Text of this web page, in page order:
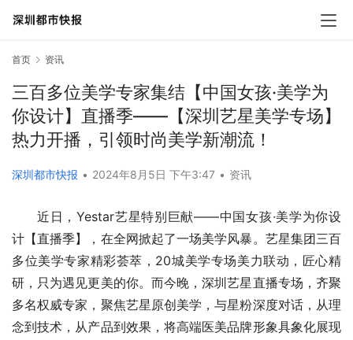
首页 资讯
三百多位美学专家集结【中国女孩·美学为
你设计】直播季——【深圳艺星美学专场】
热力开播，引领时尚美学新潮流！
深圳都市快报 • 2024年8月5日 下午3:47 • 资讯
近日，Yestar艺星特别巨献——中国女孩·美学为你设
计【直播季】，在全网掀起了一场美学风暴。艺星集团三百
多位美学专家精彩荟萃，20城美学专场美力联动，匠心精
研，只为遇见更美的你。而今晚，深圳艺星直播专场，齐聚
多名权威专家，聚焦艺星原创美学，与星粉深度对话，从理
念到技术，从产品到效果，将高端医美品牌形象具象化展现